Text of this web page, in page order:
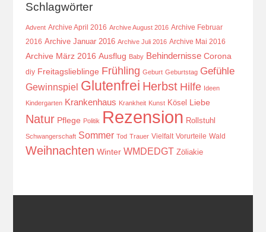
Schlagwörter
Advent Archive April 2016 Archive August 2016 Archive Februar
2016 Archive Januar 2016 Archive Juli 2016 Archive Mai 2016
Archive März 2016 Ausflug Baby Behindernisse Corona
diy Freitagslieblinge Frühling Geburt Geburtstag Gefühle
Gewinnspiel Glutenfrei Herbst Hilfe Ideen
Kindergarten Krankenhaus Krankheit Kunst Kösel Liebe
Natur Pflege Politik Rezension Rollstuhl
Schwangerschaft Sommer Tod Trauer Vielfalt Vorurteile Wald
Weihnachten Winter WMDEDGT Zöliakie